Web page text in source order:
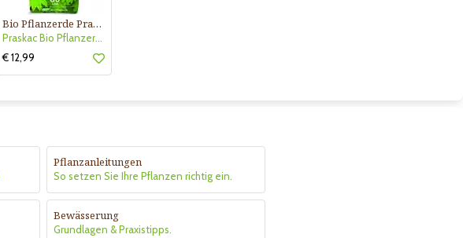
Bio Pflanzerde Praskac
Praskac Bio Pflanzerde
€ 12,99
Pflanzanleitungen
So setzen Sie Ihre Pflanzen richtig ein.
Bewässerung
Grundlagen & Praxistipps.